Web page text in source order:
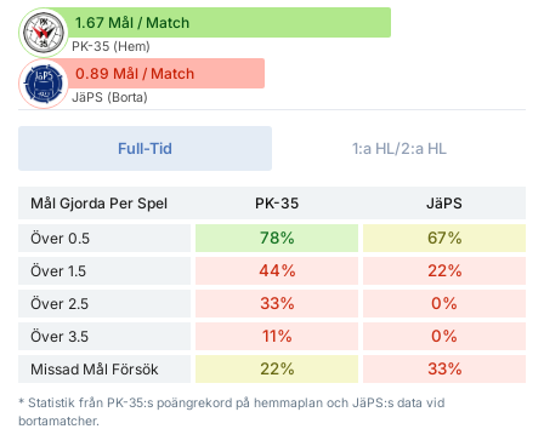
1.67 Mål / Match
PK-35 (Hem)
0.89 Mål / Match
JäPS (Borta)
Full-Tid 1:a HL/2:a HL
Mål Gjorda Per Spel PK-35
JäPS
Över 0.5
78% 67%
Över 1.5 44% 22%
Över 2.5 33% 0%
Över 3.5 11% 0%
Missad Mål Försök 22% 33%
* Statistik från PK-35:s poängrekord på hemmaplan och JäPS:s data vid
bortamatcher.